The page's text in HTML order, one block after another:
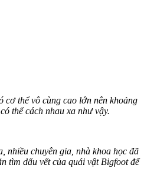
c‌ơ th‌ể vô cùng cao lớn nên khoảng
thể cách nhau xa như vậy.
nhiều chuyên gia, nhà khoa học đã
tìm dấu vết của quái vật Bigfoot để